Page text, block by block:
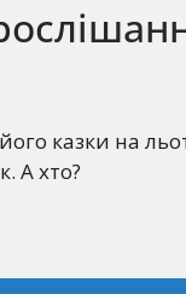
казки на
А хто?